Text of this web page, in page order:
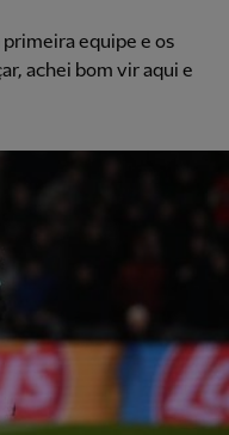
equipe e os
achei bom vir aqui e